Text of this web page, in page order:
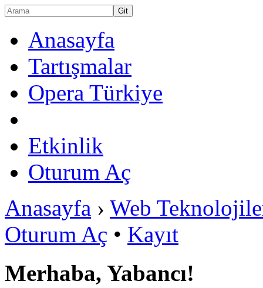
Anasayfa
Tartışmalar
Opera Türkiye
Etkinlik
Oturum Aç
Anasayfa › Web
Oturum Aç • Kayıt
Merhaba, Yabancı!